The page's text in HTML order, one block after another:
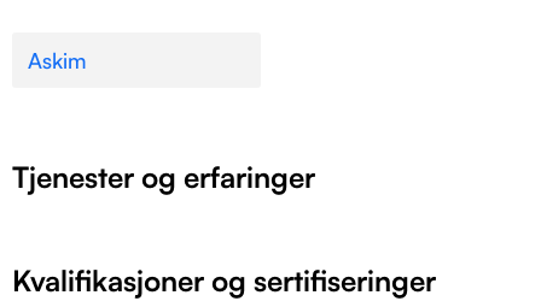
Askim
Tjenester og erfaringer
Kvalifikasjoner og sertifiseringer